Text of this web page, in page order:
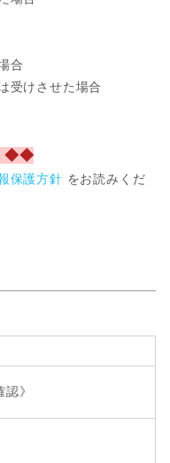
合
受けさせた場合
◆◆
保護方針 をお読みくだ
》